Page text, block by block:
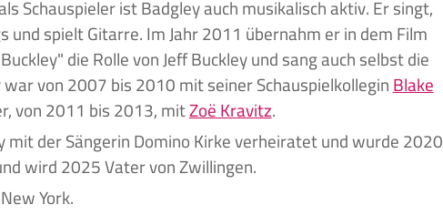
Schauspieler ist Badgley auch musikalisch aktiv. Er singt,
und spielt Gitarre. Im Jahr 2011 übernahm er in dem Film
die Rolle von Jeff Buckley und sang auch selbst die
war von 2007 bis 2010 mit seiner SchauspielkolleginBlake
von 2011 bis 2013, mitZoë Kravitz.
mit der Sängerin Domino Kirke verheiratet und wurde 2020
wird 2025 Vater von Zwillingen.
York.